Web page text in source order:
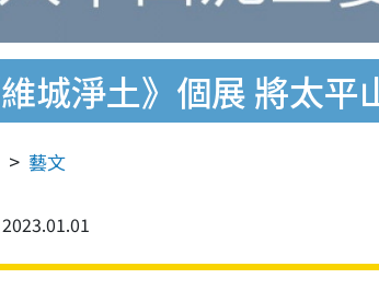
城淨土》個展 將太平
藝文
2023.01.01